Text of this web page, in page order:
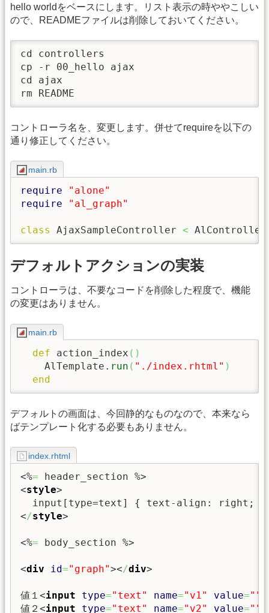
hello worldをベースにします。リスト表示の時ややこしい
ので、READMEファイルは削除しておいてください。
cd controllers
cp -r 00_hello ajax
cd ajax
rm README
コントローラ名を、変更します。併せてrequireを以下の
通り修正してください。
main.rb
require
"alone"
require
"al_graph"
class AjaxSampleController < AlController
デフォルトアクションの実装
コントローラは、不要なコードを削除した程度で、機能
の変更はありません。
main.rb
def action_index ( )
    AlTemplate.
run ( "./index.rhtml" )
end
デフォルトの画面は、今回静的なものなので、本来なら
ばテンプレート化する必要もありません。
index.rhtml
<%= header_section %>
<style>
</style>
<%= body_section %>
<div id="graph"></div>
値１ <input type="text" name="v1" value=""
値２ <input type="text" name="v2" value=""